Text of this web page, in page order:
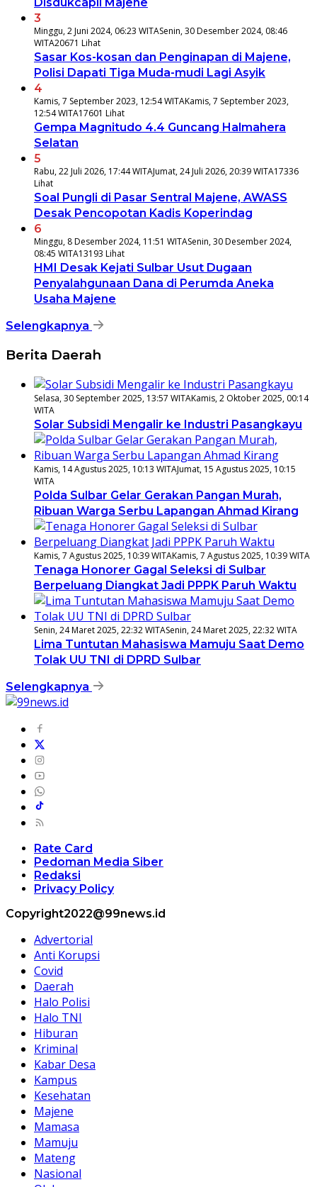
Disdukcapil Majene
3
Minggu, 2 Juni 2024, 06:23 WITASenin, 30 Desember 2024, 08:46
WITA20671 Lihat
Sasar Kos-kosan dan Penginapan di Majene,
Polisi Dapati Tiga Muda-mudi Lagi Asyik
4
Kamis, 7 September 2023, 12:54 WITAKamis, 7 September 2023,
12:54 WITA17601 Lihat
Gempa Magnitudo 4.4 Guncang Halmahera
Selatan
5
Rabu, 22 Juli 2026, 17:44 WITAJumat, 24 Juli 2026, 20:39 WITA17336
Lihat
Soal Pungli di Pasar Sentral Majene, AWASS
Desak Pencopotan Kadis Koperindag
6
Minggu, 8 Desember 2024, 11:51 WITASenin, 30 Desember 2024,
08:45 WITA13193 Lihat
HMI Desak Kejati Sulbar Usut Dugaan
Penyalahgunaan Dana di Perumda Aneka
Usaha Majene
Selengkapnya
Berita Daerah
Selasa, 30 September 2025, 13:57 WITAKamis, 2 Oktober 2025, 00:14
WITA
Solar Subsidi Mengalir ke Industri Pasangkayu
Kamis, 14 Agustus 2025, 10:13 WITAJumat, 15 Agustus 2025, 10:15
WITA
Polda Sulbar Gelar Gerakan Pangan Murah,
Ribuan Warga Serbu Lapangan Ahmad Kirang
Kamis, 7 Agustus 2025, 10:39 WITAKamis, 7 Agustus 2025, 10:39 WITA
Tenaga Honorer Gagal Seleksi di Sulbar
Berpeluang Diangkat Jadi PPPK Paruh Waktu
Senin, 24 Maret 2025, 22:32 WITASenin, 24 Maret 2025, 22:32 WITA
Lima Tuntutan Mahasiswa Mamuju Saat Demo
Tolak UU TNI di DPRD Sulbar
Selengkapnya
Rate Card
Pedoman Media Siber
Redaksi
Privacy Policy
Copyright2022@99news.id
Advertorial
Anti Korupsi
Covid
Daerah
Halo Polisi
Halo TNI
Hiburan
Kriminal
Kabar Desa
Kampus
Kesehatan
Majene
Mamasa
Mamuju
Mateng
Nasional